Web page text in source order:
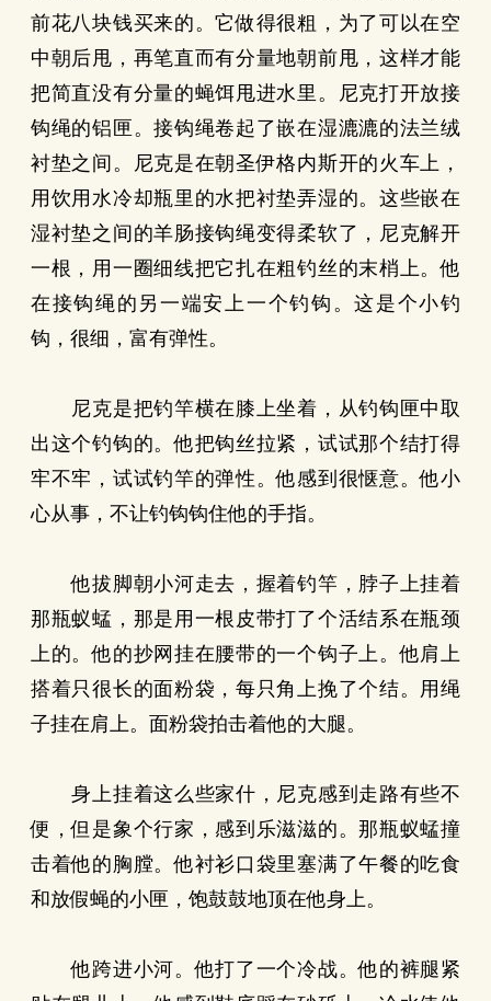
前花八块钱买来的。它做得很粗，为了可以在空
中朝后甩，再笔直而有分量地朝前甩，这样才能
把简直没有分量的蝇饵甩进水里。尼克打开放接
钩绳的铝匣。接钩绳卷起了嵌在湿漉漉的法兰绒
衬垫之间。尼克是在朝圣伊格内斯开的火车上，
用饮用水冷却瓶里的水把衬垫弄湿的。这些嵌在
湿衬垫之间的羊肠接钩绳变得柔软了，尼克解开
一根，用一圈细线把它扎在粗钓丝的末梢上。他
在接钩绳的另一端安上一个钓钩。这是个小钓
钩，很细，富有弹性。
尼克是把钓竿横在膝上坐着，从钓钩匣中取
出这个钓钩的。他把钩丝拉紧，试试那个结打得
牢不牢，试试钓竿的弹性。他感到很惬意。他小
心从事，不让钓钩钩住他的手指。
他拔脚朝小河走去，握着钓竿，脖子上挂着
那瓶蚁蜢，那是用一根皮带打了个活结系在瓶颈
上的。他的抄网挂在腰带的一个钩子上。他肩上
搭着只很长的面粉袋，每只角上挽了个结。用绳
子挂在肩上。面粉袋拍击着他的大腿。
身上挂着这么些家什，尼克感到走路有些不
便，但是象个行家，感到乐滋滋的。那瓶蚁蜢撞
击着他的胸膛。他衬衫口袋里塞满了午餐的吃食
和放假蝇的小匣，饱鼓鼓地顶在他身上。
他跨进小河。他打了一个冷战。他的裤腿紧